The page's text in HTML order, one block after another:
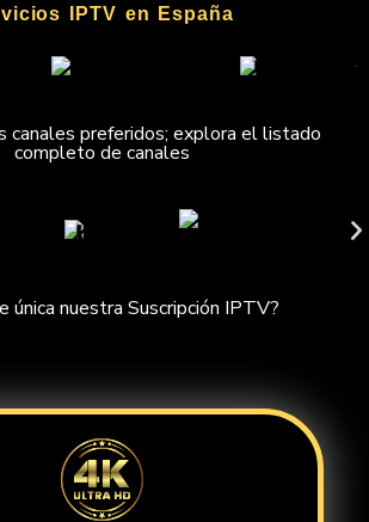
IPTV en España
canales preferidos; explora el listado
completo de canales
única nuestra Suscripción IPTV?